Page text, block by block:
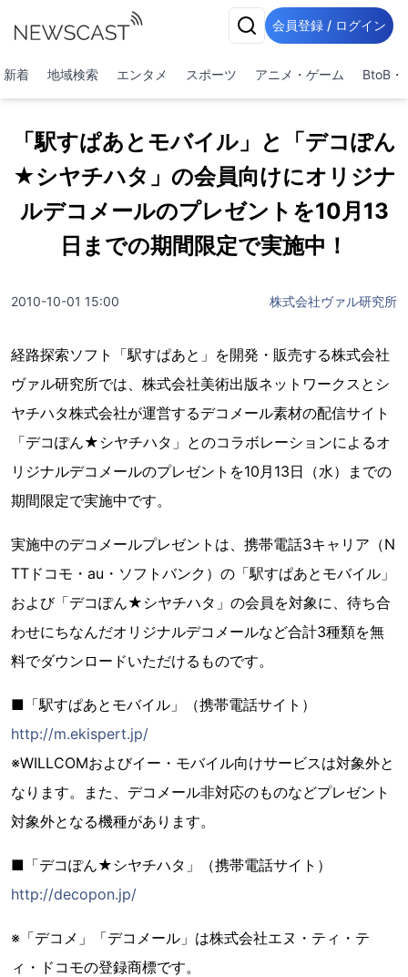
会員登録 / ログイン
新着 地域検索 エンタメ スポーツ アニメ・ゲーム BtoB・
「駅すぱあとモバイル」と「デコぽん
★シヤチハタ」の会員向けにオリジナ
ルデコメールのプレゼントを10月13
日までの期間限定で実施中！
2010-10-01 15:00 株式会社ヴァル研究所
経路探索ソフト「駅すぱあと」を開発・販売する株式会社
ヴァル研究所では、株式会社美術出版ネットワークスとシ
ヤチハタ株式会社が運営するデコメール素材の配信サイト
「デコぽん★シヤチハタ」とのコラボレーションによるオ
リジナルデコメールのプレゼントを10月13日（水）までの
期間限定で実施中です。
実施中のデコメールプレゼントは、携帯電話3キャリア（N
TTドコモ・au・ソフトバンク）の「駅すぱあとモバイル」
および「デコぽん★シヤチハタ」の会員を対象に、待ち合
わせにちなんだオリジナルデコメールなど合計3種類を無
料でダウンロードいただけるものです。
■「駅すぱあとモバイル」（携帯電話サイト）
http://m.ekispert.jp/
※WILLCOMおよびイー・モバイル向けサービスは対象外と
なります。また、デコメール非対応のものなどプレゼント
対象外となる機種があります。
■「デコぽん★シヤチハタ」（携帯電話サイト）
http://decopon.jp/
※「デコメ」「デコメール」は株式会社エヌ・ティ・テ
ィ・ドコモの登録商標です。